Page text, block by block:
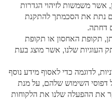
אשר משמשות לזיהוי הגדרות
נתת את הסכמתך להתקנת
דחתה.
תקופת האחסון או תקופת
העוגיות שלנו, אשר מוצג בעת
לדוגמה כדי לאסוף מידע נוסף
דפוסי השימוש שלהם, על מנת
את ההפעלה שלנו את הלקוחות